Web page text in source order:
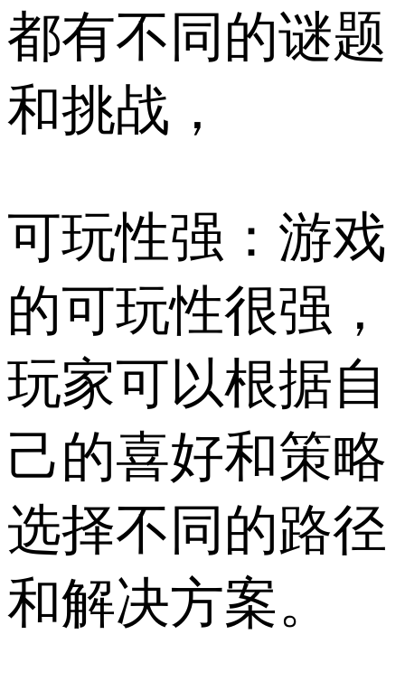
都有不同的谜题
和挑战，
可玩性强：游戏
的可玩性很强，
玩家可以根据自
己的喜好和策略
选择不同的路径
和解决方案。